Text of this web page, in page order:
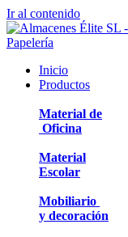
Ir al contenido
Inicio
Productos
Material de
Oficina
Material
Escolar
Mobiliario
y decoración